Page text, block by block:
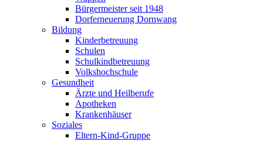
Bürgermeister seit 1948
Dorferneuerung Dornwang
Bildung
Kinderbetreuung
Schulen
Schulkindbetreuung
Volkshochschule
Gesundheit
Ärzte und Heilberufe
Apotheken
Krankenhäuser
Soziales
Eltern-Kind-Gruppe